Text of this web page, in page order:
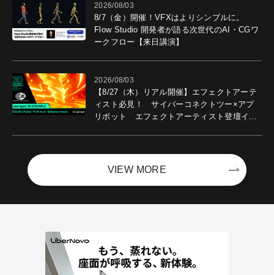
2026/08/03
8/7（金）開催！VFXはよりシンプルに。
Flow Studio 開発者が語る次世代のAI・CGワ
ークフロー【来日講演】
2026/08/03
【8/27（木）リアル開催】エフェクトアーテ
ィスト必見！ サイバーコネクトツー×アプ
リボット エフェクトアーティスト登壇イベ
VIEW MORE